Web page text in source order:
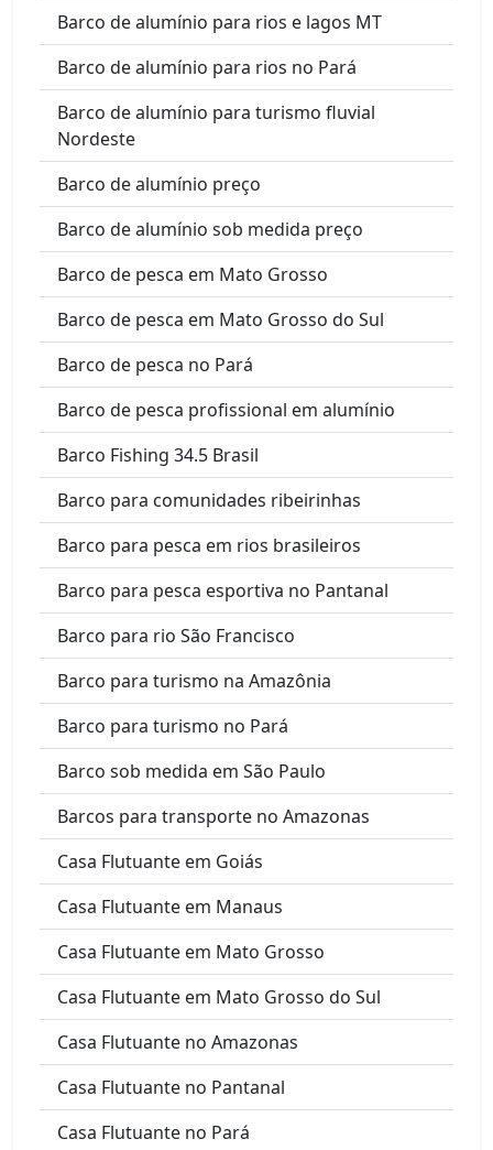
Barco de alumínio para rios e lagos MT
Barco de alumínio para rios no Pará
Barco de alumínio para turismo fluvial
Nordeste
Barco de alumínio preço
Barco de alumínio sob medida preço
Barco de pesca em Mato Grosso
Barco de pesca em Mato Grosso do Sul
Barco de pesca no Pará
Barco de pesca profissional em alumínio
Barco Fishing 34.5 Brasil
Barco para comunidades ribeirinhas
Barco para pesca em rios brasileiros
Barco para pesca esportiva no Pantanal
Barco para rio São Francisco
Barco para turismo na Amazônia
Barco para turismo no Pará
Barco sob medida em São Paulo
Barcos para transporte no Amazonas
Casa Flutuante em Goiás
Casa Flutuante em Manaus
Casa Flutuante em Mato Grosso
Casa Flutuante em Mato Grosso do Sul
Casa Flutuante no Amazonas
Casa Flutuante no Pantanal
Casa Flutuante no Pará